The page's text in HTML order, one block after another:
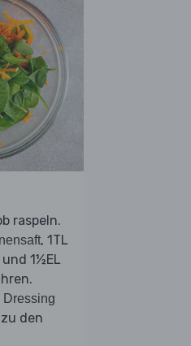
raspeln.
, 1TL
1½EL
Dressing
den